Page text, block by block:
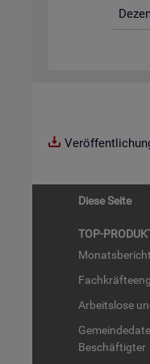
Diese Seite
TOP-
Mo­nats­be­richt
Ar­beits­lo­se
Be­schäf­tig­ter